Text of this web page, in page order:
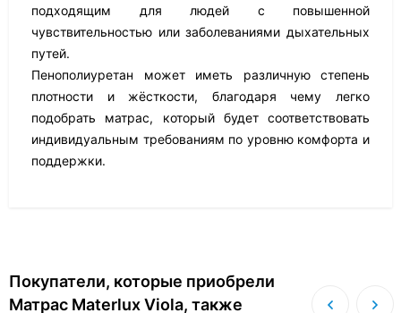
подходящим для людей с повышенной
чувствительностью или заболеваниями дыхательных
путей.
Пенополиуретан может иметь различную степень
плотности и жёсткости, благодаря чему легко
подобрать матрас, который будет соответствовать
индивидуальным требованиям по уровню комфорта и
поддержки.
Покупатели, которые приобрели
Матрас Materlux Viola, также